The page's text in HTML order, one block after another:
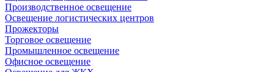
Производственное освещение
Освещение логистических центров
Прожекторы
Торговое освещение
Промышленное освещение
Офисное освещение